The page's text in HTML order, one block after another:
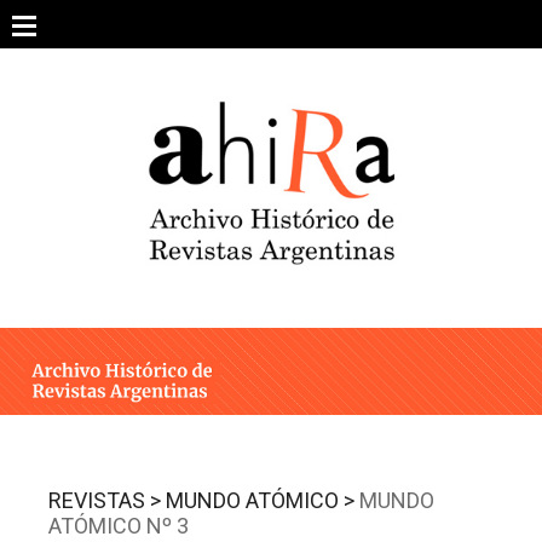
content
ARCHIVO DE REVISTAS
ESTUDIOS CRÍTICOS
INTEGRANTES
CONTACTO
REVISTAS > MUNDO ATÓMICO > MUNDO
ATÓMICO Nº 3